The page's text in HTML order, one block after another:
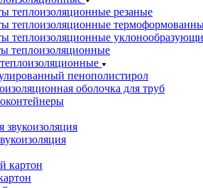
теплоизоляционные резаные
теплоизоляционные
теплоизоляционные
пенополистирол
оболочка для труб